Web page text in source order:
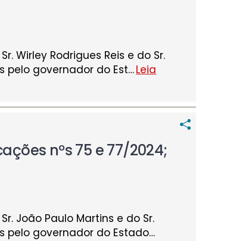
Wirley Rodrigues Reis e do Sr.
pelo governador do Est…Leia
nºs 75 e 77/2024;
João Paulo Martins e do Sr.
pelo governador do Estado…